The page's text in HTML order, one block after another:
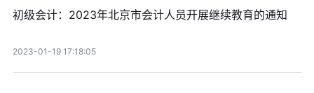
初级会计：2023年北京市会计人员开展继续教育的通知
2023-01-19 17:18:05